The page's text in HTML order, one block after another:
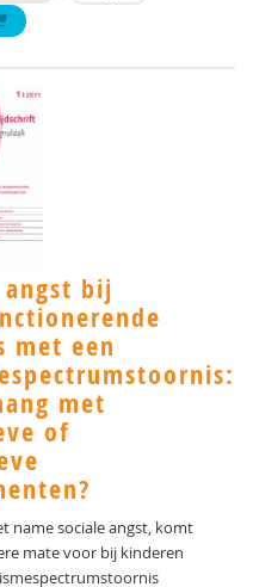
angst bij
met een
met
of
name sociale angst, komt
mate voor bij kinderen